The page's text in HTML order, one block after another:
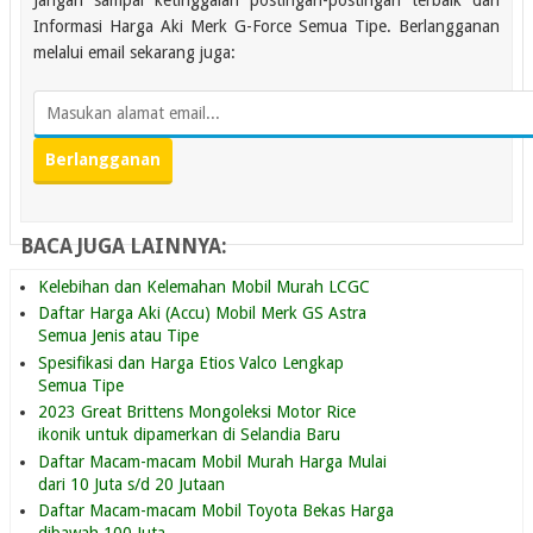
Informasi Harga Aki Merk G-Force Semua Tipe. Berlangganan
melalui email sekarang juga:
BACA JUGA LAINNYA:
Kelebihan dan Kelemahan Mobil Murah LCGC
Daftar Harga Aki (Accu) Mobil Merk GS Astra
Semua Jenis atau Tipe
Spesifikasi dan Harga Etios Valco Lengkap
Semua Tipe
2023 Great Brittens Mongoleksi Motor Rice
ikonik untuk dipamerkan di Selandia Baru
Daftar Macam-macam Mobil Murah Harga Mulai
dari 10 Juta s/d 20 Jutaan
Daftar Macam-macam Mobil Toyota Bekas Harga